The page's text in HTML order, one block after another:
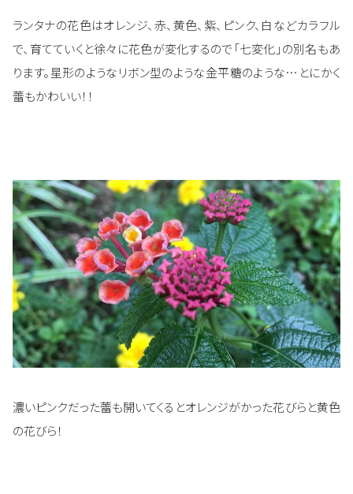
ランタナの花色はオレンジ、赤、黄色、紫、ピンク、白などカラフル
で、育てていくと徐々に花色が変化するので「七変化」の別名もあ
ります。星形のようなリボン型のような金平糖のような…とにかく
蕾もかわいい！！
濃いピンクだった蕾も開いてくるとオレンジがかった花びらと黄色
の花びら！